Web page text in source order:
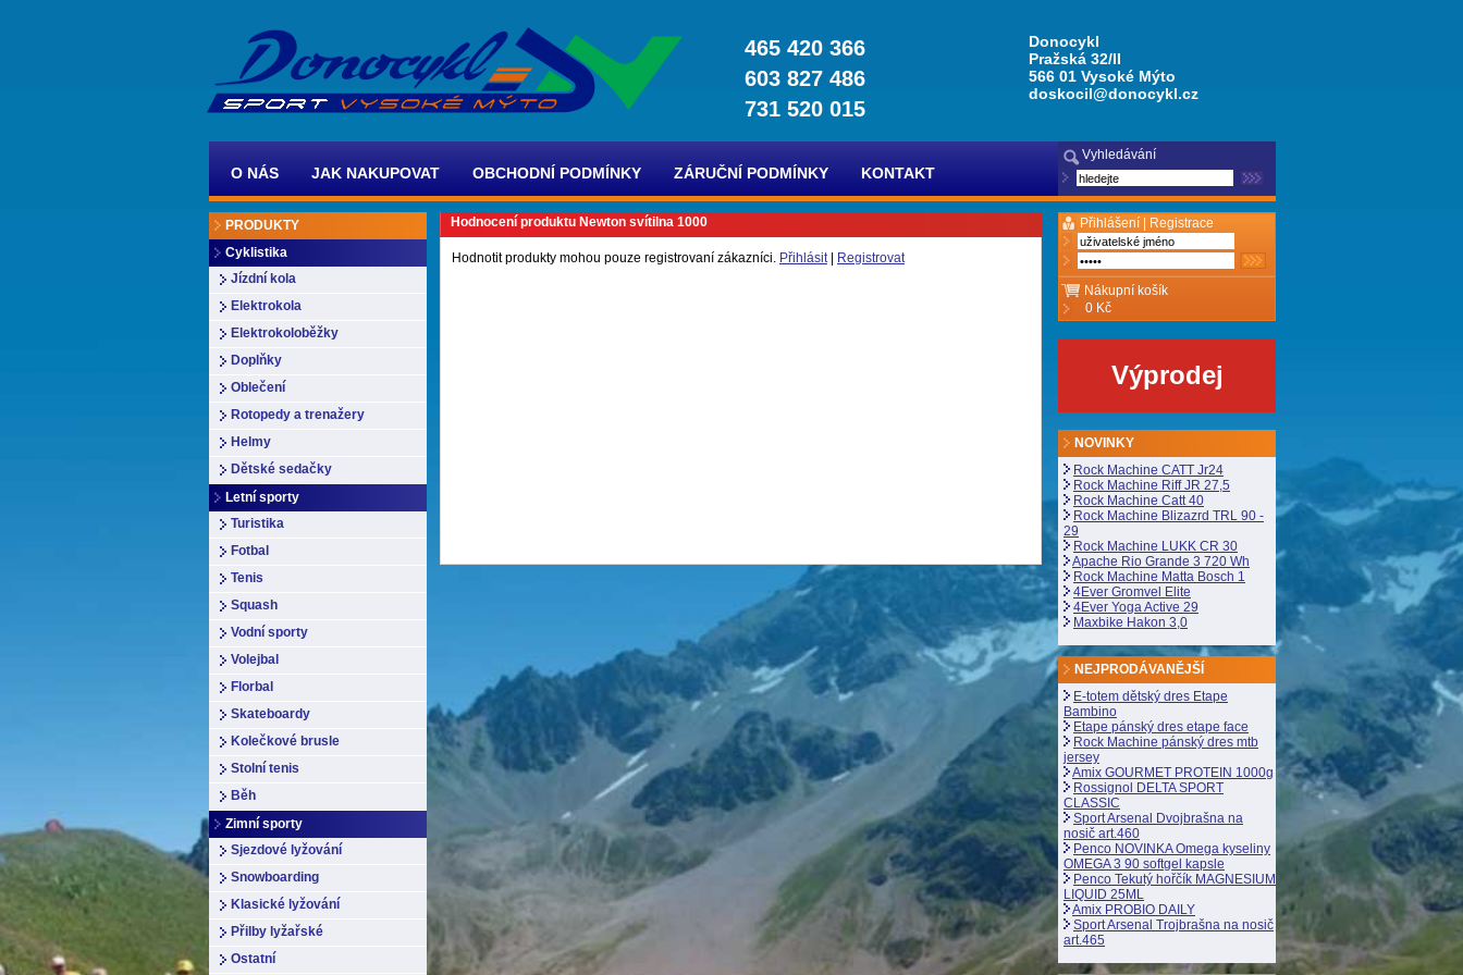
465 420 366
603 827 486
731 520 015
Donocykl
Pražská 32/II
566 01 Vysoké Mýto
doskocil@donocykl.cz
O NÁS JAK NAKUPOVAT OBCHODNÍ PODMÍNKY ZÁRUČNÍ PODMÍNKY KONTAKT
Vyhledávání
PRODUKTY
Cyklistika
Jízdní kola
Elektrokola
Elektrokoloběžky
Doplňky
Oblečení
Rotopedy a trenažery
Helmy
Dětské sedačky
Letní sporty
Turistika
Fotbal
Tenis
Squash
Vodní sporty
Volejbal
Florbal
Skateboardy
Kolečkové brusle
Stolní tenis
Běh
Zimní sporty
Sjezdové lyžování
Snowboarding
Klasické lyžování
Přilby lyžařské
Ostatní
Hodnocení produktu Newton svítilna 1000
Hodnotit produkty mohou pouze registrovaní zákazníci. Přihlásit| Registrovat
Přihlášení | Registrace
Nákupní košík
0 Kč
Výprodej
NOVINKY
Rock Machine CATT Jr24
Rock Machine Riff JR 27,5
Rock Machine Catt 40
Rock Machine Blizazrd TRL 90 -
29
Rock Machine LUKK CR 30
Apache Rio Grande 3 720 Wh
Rock Machine Matta Bosch 1
4Ever Gromvel Elite
4Ever Yoga Active 29
Maxbike Hakon 3,0
NEJPRODÁVANĚJŠÍ
E-totem dětský dres Etape
Bambino
Etape pánský dres etape face
Rock Machine pánský dres mtb
jersey
Amix GOURMET PROTEIN 1000g
Rossignol DELTA SPORT
CLASSIC
Sport Arsenal Dvojbrašna na
nosič art.460
Penco NOVINKA Omega kyseliny
OMEGA 3 90 softgel kapsle
Penco Tekutý hořčík MAGNESIUM
LIQUID 25ML
Amix PROBIO DAILY
Sport Arsenal Trojbrašna na nosič
art.465